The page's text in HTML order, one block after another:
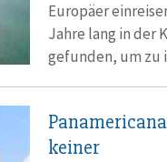
Europäer
Jahre lang in der
gefunden, um zu
keiner